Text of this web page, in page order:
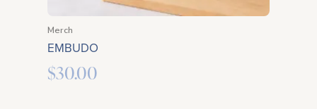
Merch
EMBUDO
$30.00